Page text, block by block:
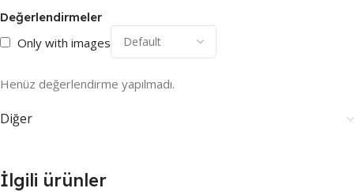
Değerlendirmeler
Only with images
Henüz değerlendirme yapılmadı.
Diğer
İlgili ürünler